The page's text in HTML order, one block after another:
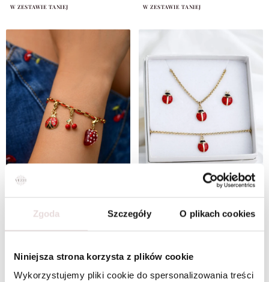
Zgoda Szczegóły O plikach cookies
Niniejsza strona korzysta z plików cookie
Wykorzystujemy pliki cookie do spersonalizowania treści
W ZESTAWIE TANIEJ W ZESTAWIE TANIEJ
Zestaw Biżuterii Sweet Fruit Mirage Zestaw Biżuterii Cute Ladybugs